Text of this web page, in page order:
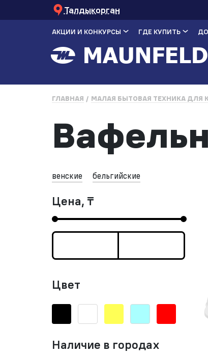
Талдыкорган
АКЦИИ И КОНКУРСЫ ГДЕ КУПИТЬ
ГЛАВНАЯ МАЛАЯ БЫТОВАЯ ТЕХНИКА ДЛЯ
венские бельгийские
Цена, ₸
Цвет
Наличие в городах